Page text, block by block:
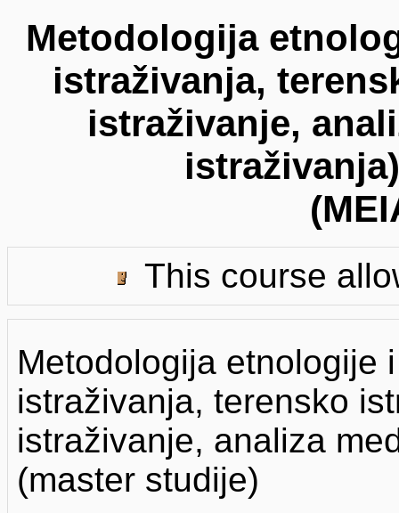
Metodologija
istraživanja,
istraživanje,
This course
Metodologija etnologije
istraživanja, terensko
istraživanje, analiza
(master studije)